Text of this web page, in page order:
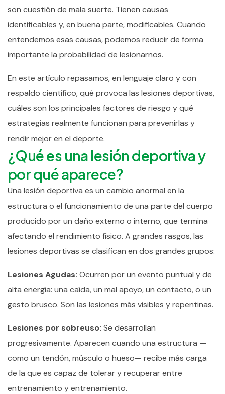
son cuestión de mala suerte. Tienen causas
identificables y, en buena parte, modificables. Cuando
entendemos esas causas, podemos reducir de forma
importante la probabilidad de lesionarnos.
En este artículo repasamos, en lenguaje claro y con
respaldo científico, qué provoca las lesiones deportivas,
cuáles son los principales factores de riesgo y qué
estrategias realmente funcionan para prevenirlas y
rendir mejor en el deporte.
¿Qué es una lesión deportiva y
por qué aparece?
Una lesión deportiva es un cambio anormal en la
estructura o el funcionamiento de una parte del cuerpo
producido por un daño externo o interno, que termina
afectando el rendimiento físico. A grandes rasgos, las
lesiones deportivas se clasifican en dos grandes grupos:
Lesiones Agudas: Ocurren por un evento puntual y de
alta energía: una caída, un mal apoyo, un contacto, o un
gesto brusco. Son las lesiones más visibles y repentinas.
Lesiones por sobreuso: Se desarrollan
progresivamente. Aparecen cuando una estructura —
como un tendón, músculo o hueso— recibe más carga
de la que es capaz de tolerar y recuperar entre
entrenamiento y entrenamiento.